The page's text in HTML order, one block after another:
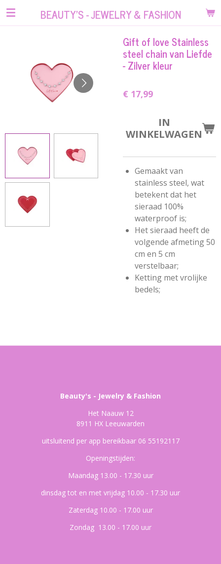
Ga
BEAUTY'S - JEWELRY & FASHION
Gift of love Stainless
steel chain van Liefde
- Zilver kleur
€ 17,99
IN
WINKELWAGEN
Gemaakt van
stainless steel, wat
betekent dat het
sieraad 100%
waterproof is;
Het sieraad heeft de
volgende afmeting 50
cm en 5 cm
verstelbaar;
Ketting met vrolijke
bedels;
Beauty's - Jewelry & Fashion
Het Naauw 12
8911 HX Leeuwarden
uitsluitend per app bereikbaar 06 55192117
Openingstijden:
Maandag 13.00 - 17.30 uur
dinsdag tot en met vrijdag 10.00 - 17.30 uur
Zaterdag 10.00 - 17.00 uur
Zondag 13.00 - 17.00 uur